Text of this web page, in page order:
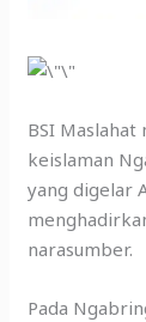
BSI
keislaman
yang digelar
narasumber.
Pada